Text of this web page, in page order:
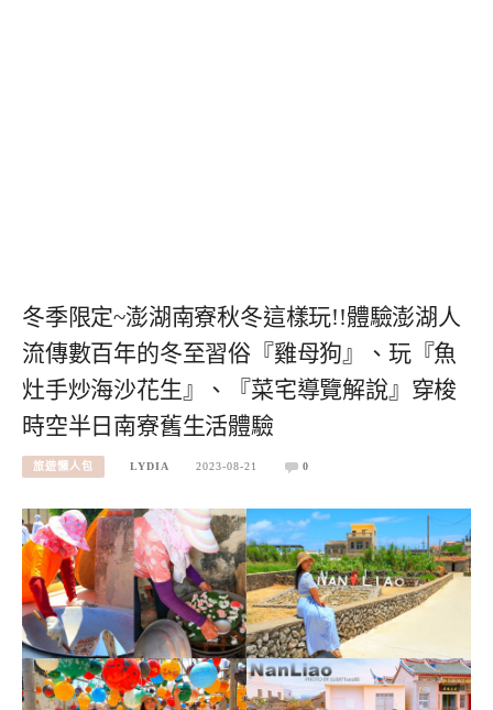
冬季限定~澎湖南寮秋冬這樣玩!!體驗澎湖人
流傳數百年的冬至習俗『雞母狗』、玩『魚
灶手炒海沙花生』、『菜宅導覽解說』穿梭
時空半日南寮舊生活體驗
旅遊懶人包 LYDIA 2023-08-21 0